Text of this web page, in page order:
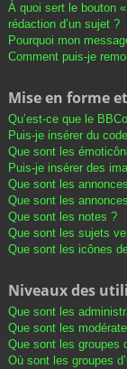
À quoi sert le bouton
rédaction d’un sujet ?
Pourquoi mon
Comment puis-je
Mise en forme
Qu’est-ce que le
Puis-je insérer du
Que sont les
Puis-je insérer des
Que sont les
Que sont les
Que sont les notes ?
Que sont les sujets
Que sont les icônes
Niveaux des
Que sont les
Que sont les
Que sont les groupes
Où sont les groupes